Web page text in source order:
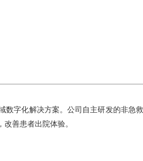
数字化解决方案。公司自主研发的非急
善患者出院体验。